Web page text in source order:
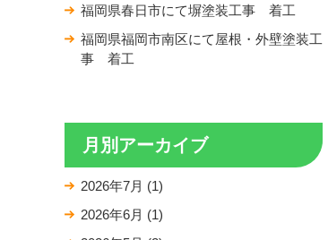
福岡県春日市にて塀塗装工事 着工
福岡県福岡市南区にて屋根・外壁塗装工
事 着工
月別アーカイブ
2026年7月 (1)
2026年6月 (1)